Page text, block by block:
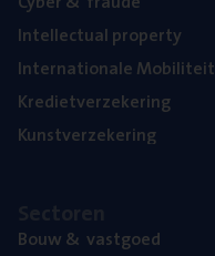
Intel­lec­tu­al property
Inter­na­ti­o­na­le Mobiliteit
Kre­diet­ver­ze­ke­ring
Kunst­ver­ze­ke­ring
Bouw& vastgoed